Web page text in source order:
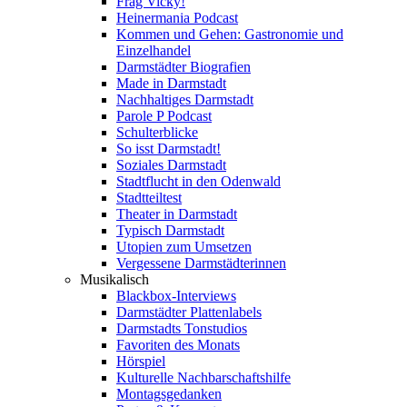
Heinermania Podcast
Kommen und Gehen: Gastronomie und
Einzelhandel
Darmstädter Biografien
Made in Darmstadt
Nachhaltiges Darmstadt
Parole P Podcast
Schulterblicke
So isst Darmstadt!
Soziales Darmstadt
Stadtflucht in den Odenwald
Stadtteiltest
Theater in Darmstadt
Typisch Darmstadt
Utopien zum Umsetzen
Vergessene Darmstädterinnen
Musikalisch
Blackbox-Interviews
Darmstädter Plattenlabels
Darmstadts Tonstudios
Favoriten des Monats
Hörspiel
Kulturelle Nachbarschaftshilfe
Montagsgedanken